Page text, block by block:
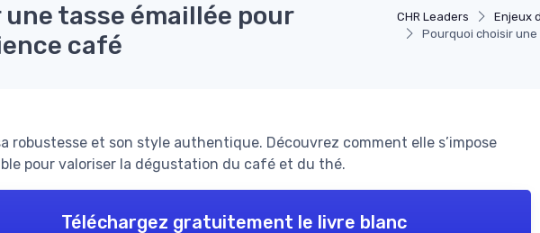
CHR Leaders Enjeux
Pourquoi choisir
tasse émaillée pour
café
robustesse et son style authentique. Découvrez comment elle s’impose
pour valoriser la dégustation du café et du thé.
Téléchargez gratuitement le livre blanc